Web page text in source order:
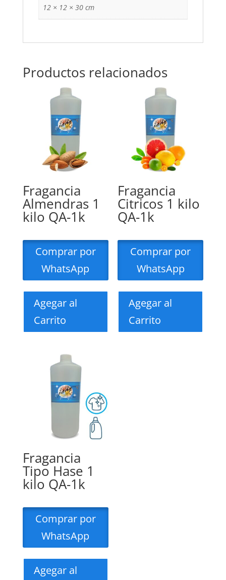
12 × 12 × 30 cm
Productos relacionados
Fragancia
Almendras 1
kilo QA-1k
Comprar por
WhatsApp
Agegar al
Carrito
Fragancia
Citricos 1 kilo
QA-1k
Comprar por
WhatsApp
Agegar al
Carrito
Fragancia
Tipo Hase 1
kilo QA-1k
Comprar por
WhatsApp
Agegar al